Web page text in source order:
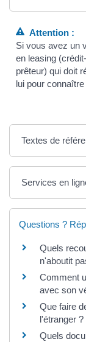
Attention :
Si vous avez un
en leasing
prêteur) qui doit
lui pour
Textes de
Services en
Questions ?
Quels
n'aboutit
Comment
avec son
Que faire
l'étranger ?
Quels